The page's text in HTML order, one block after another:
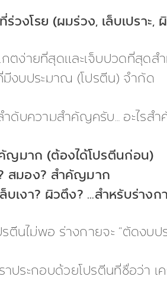
วงโรย (ผมร่วง, เล็บเปราะ,
ง่ายที่สุดและเจ็บปวดที่สุดสำ
ที่มีงบประมาณ (โปรตีน) จำกัด
ำดับความสำคัญครับ… อะไรส
คัญมาก (ต้องได้โปรตีนก่อน)
สมอง? สำคัญมาก
บเงา? ผิวตึง? …สำหรับร่าง
ตีนไม่พอ ร่างกายจะ “ตัดงบ
ราประกอบด้วยโปรตีนที่ชื่อว่